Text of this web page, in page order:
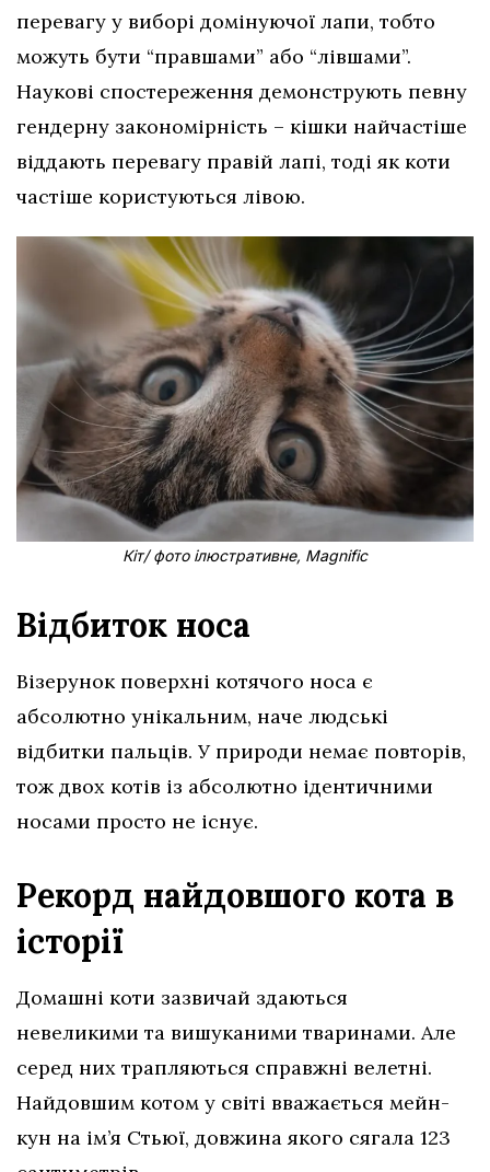
перевагу у виборі домінуючої лапи, тобто
можуть бути “правшами” або “лівшами”.
Наукові спостереження демонструють певну
гендерну закономірність – кішки найчастіше
віддають перевагу правій лапі, тоді як коти
частіше користуються лівою.
Кіт/ фото ілюстративне, Magnific
Відбиток носа
Візерунок поверхні котячого носа є
абсолютно унікальним, наче людські
відбитки пальців. У природи немає повторів,
тож двох котів із абсолютно ідентичними
носами просто не існує.
Рекорд найдовшого кота в
історії
Домашні коти зазвичай здаються
невеликими та вишуканими тваринами. Але
серед них трапляються справжні велетні.
Найдовшим котом у світі вважається мейн-
кун на ім’я Стьюї, довжина якого сягала 123